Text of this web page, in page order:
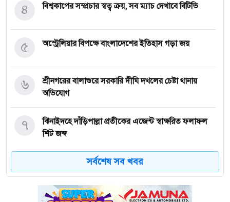
বিশ্বকাপের সম্প্রচার স্বত্ব ক্রয়, সব ম্যাচ দেখাবে বিটিভি
৪
অস্ট্রেলিয়ার বিপক্ষে বাংলাদেশের ইতিহাস গড়া জয়
৫
শ্রীনগরের বালাশুরে সরকারি দীঘি দখলের চেষ্টা থানায়
অভিযোগ
৬
ঝিনাইদহে দাঁড়িপাল্লা প্রতীকের এজেন্ট স্বাক্ষরিত ফলাফল
শিট জব্দ
৭
ত্রয়োদশ জাতীয় নির্বাচন, শান্তিপূর্ণ ও নিরপেক্ষ হোক
ইশরাকের আসনে ভোটকেন্দ্রে ঢুকে প্রিজাইডিং অফিসারের
সর্বশেষ সব খবর